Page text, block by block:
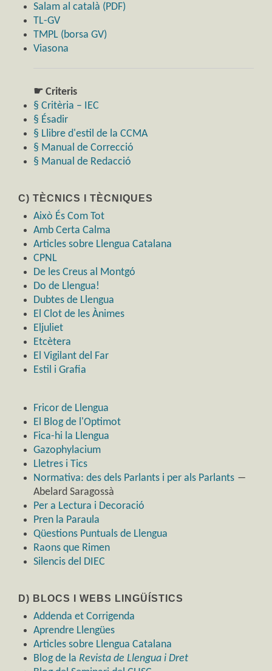
Salam al català (PDF)
TL-GV
TMPL (borsa GV)
Viasona
☛ Criteris
§ Critèria – IEC
§ Ésadir
§ Llibre d'estil de la CCMA
§ Manual de Correcció
§ Manual de Redacció
C) TÈCNICS I TÈCNIQUES
Això És Com Tot
Amb Certa Calma
Articles sobre Llengua Catalana
CPNL
De les Creus al Montgó
Do de Llengua!
Dubtes de Llengua
El Clot de les Ànimes
Eljuliet
Etcètera
El Vigilant del Far
Estil i Grafia
Fricor de Llengua
El Blog de l'Optimot
Fica-hi la Llengua
Gazophylacium
Lletres i Tics
Normativa: des dels Parlants i per als Parlants ―
Abelard Saragossà
Per a Lectura i Decoració
Pren la Paraula
Qüestions Puntuals de Llengua
Raons que Rimen
Silencis del DIEC
D) BLOCS I WEBS LINGÜÍSTICS
Addenda et Corrigenda
Aprendre Llengües
Articles sobre Llengua Catalana
Blog de la Revista de Llengua i Dret